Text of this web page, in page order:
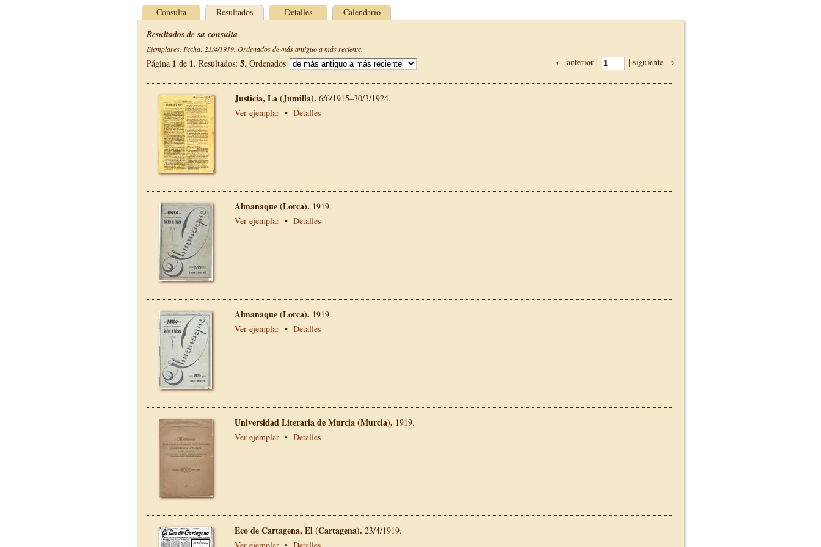
Consulta Resultados Detalles Calendario
Resultados de su consulta
Ejemplares. Fecha: 23/4/1919. Ordenados de más antiguo a más reciente.
← anterior | | siguiente →
Página 1 de 1. Resultados: 5. Ordenados
Justicia, La (Jumilla). 6/6/1915–30/3/1924.
Ver ejemplar • Detalles
Almanaque (Lorca). 1919.
Ver ejemplar • Detalles
Almanaque (Lorca). 1919.
Ver ejemplar • Detalles
Universidad Literaria de Murcia (Murcia). 1919.
Ver ejemplar • Detalles
Eco de Cartagena, El (Cartagena). 23/4/1919.